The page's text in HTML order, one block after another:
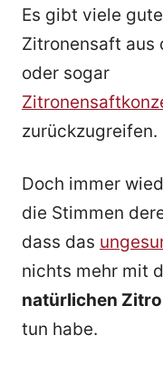
Es gibt viele
Zitronensaft aus
oder sogar
zurückzugreifen.
Doch immer
die Stimmen
dass das
nichts mehr mit
natürlichen
tun habe.